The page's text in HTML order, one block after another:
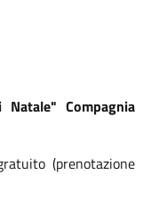
Compagnia
(prenotazione